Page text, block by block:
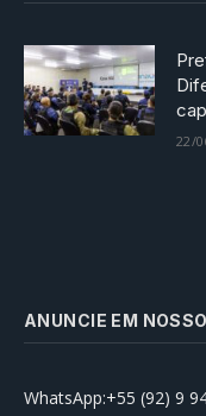
22/
ANUNCIE EM
WhatsApp:+55 (92) 9